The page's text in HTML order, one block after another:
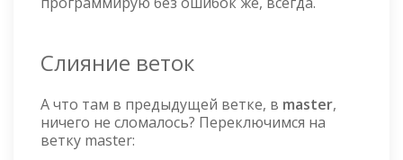
Слияние веток
А что там в предыдущей ветке, в master,
ничего не сломалось? Переключимся на
ветку master: